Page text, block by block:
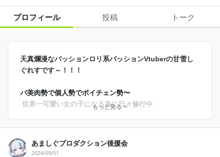
プロフィール 投稿 トーク
天真爛漫なパッションロリ系パッションVtuberの甘雪し
ぐれすです～！！！
バ美肉勢で個人勢でボイチェン勢〜
世界一可愛い女の子になる為に日々修行中
愛車はロードスターNB
大体週４日ペースで配信中～
もっと見る
あましぐプロダクション後援会
2024/09/01